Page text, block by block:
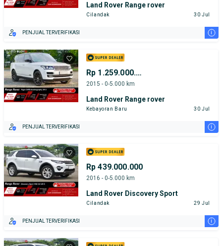
Land Rover Range rover
Cilandak 30 Jul
PENJUAL TERVERIFIKASI i
Rp 1.259.000.000
2015 - 0-5.000 km
Land Rover Range rover
Kebayoran Baru 30 Jul
PENJUAL TERVERIFIKASI i
Rp 439.000.000
2016 - 0-5.000 km
Land Rover Discovery Sport
Cilandak 29 Jul
PENJUAL TERVERIFIKASI i